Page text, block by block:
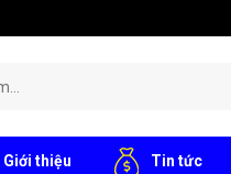
Giới thiệu Tin tức